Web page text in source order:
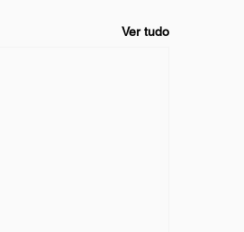
Ver tudo